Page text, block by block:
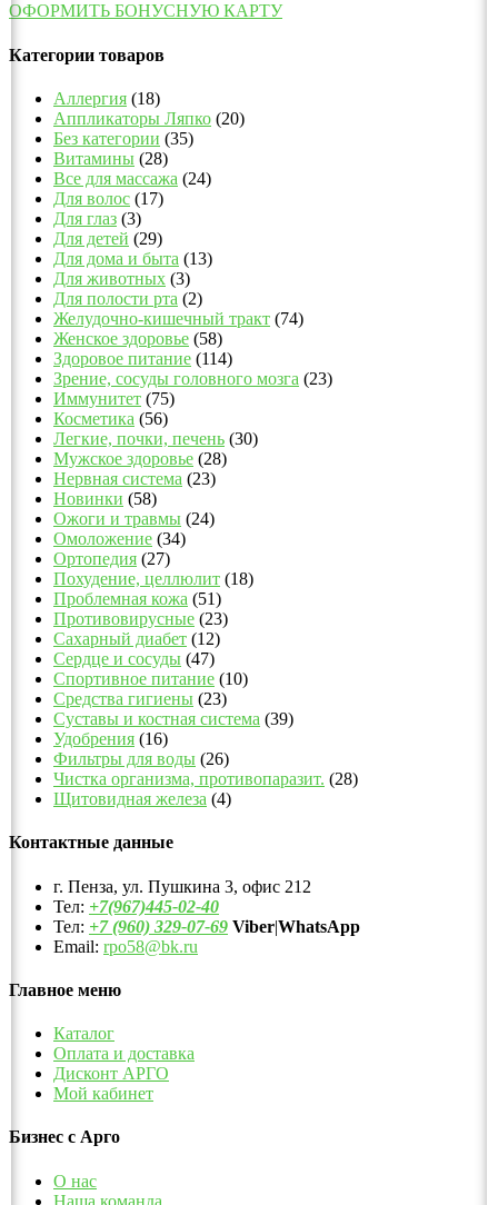
ОФОРМИТЬ БОНУСНУЮ КАРТУ
Категории товаров
Аллергия (18)
Аппликаторы Ляпко (20)
Без категории (35)
Витамины (28)
Все для массажа (24)
Для волос (17)
Для глаз (3)
Для детей (29)
Для дома и быта (13)
Для животных (3)
Для полости рта (2)
Желудочно-кишечный тракт (74)
Женское здоровье (58)
Здоровое питание (114)
Зрение, сосуды головного мозга (23)
Иммунитет (75)
Косметика (56)
Легкие, почки, печень (30)
Мужское здоровье (28)
Нервная система (23)
Новинки (58)
Ожоги и травмы (24)
Омоложение (34)
Ортопедия (27)
Похудение, целлюлит (18)
Проблемная кожа (51)
Противовирусные (23)
Сахарный диабет (12)
Сердце и сосуды (47)
Спортивное питание (10)
Средства гигиены (23)
Суставы и костная система (39)
Удобрения (16)
Фильтры для воды (26)
Чистка организма, противопаразит. (28)
Щитовидная железа (4)
Контактные данные
г. Пенза, ул. Пушкина 3, офис 212
Тел: +7(967)445-02-40
Тел: +7 (960) 329-07-69 Viber|WhatsApp
Email: rpo58@bk.ru
Главное меню
Каталог
Оплата и доставка
Дисконт АРГО
Мой кабинет
Бизнес с Арго
О нас
Наша команда